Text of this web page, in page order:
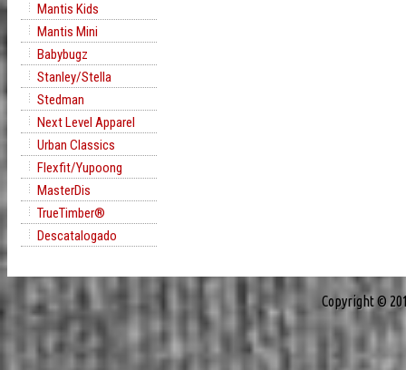
Mantis Kids
Mantis Mini
Babybugz
Stanley/Stella
Stedman
Next Level Apparel
Urban Classics
Flexfit/Yupoong
MasterDis
TrueTimber®
Descatalogado
Copyright ©